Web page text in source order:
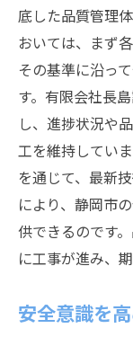
底した品質管理
おいては、まず
その基準に沿っ
す。有限会社長
し、進捗状況や
工を維持してい
を通じて、最新
により、静岡市
供できるのです
に工事が進み、
安全意識を